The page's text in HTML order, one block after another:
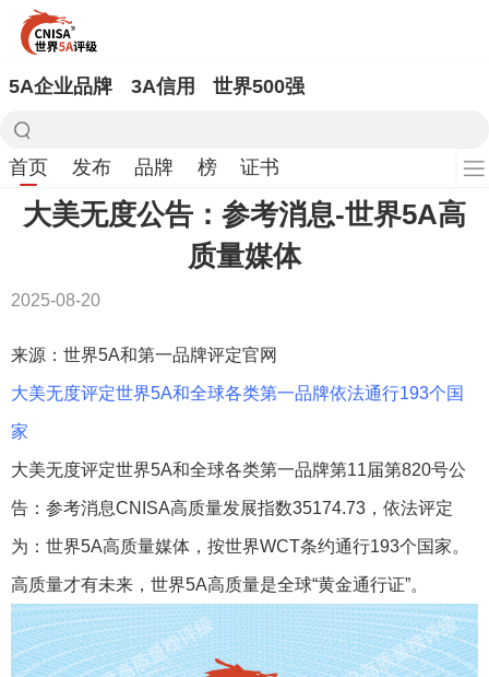
5A企业品牌 3A信用 世界500强
首页 发布 品牌 榜 证书
大美无度公告：参考消息-世界5A高
质量媒体
2025-08-20
来源：世界5A和第一品牌评定官网
大美无度评定世界5A和全球各类第一品牌依法通行193个国
家
大美无度评定世界5A和全球各类第一品牌第11届第820号公
告：参考消息CNISA高质量发展指数35174.73，依法评定
为：世界5A高质量媒体，按世界WCT条约通行193个国家。
高质量才有未来，世界5A高质量是全球“黄金通行证”。